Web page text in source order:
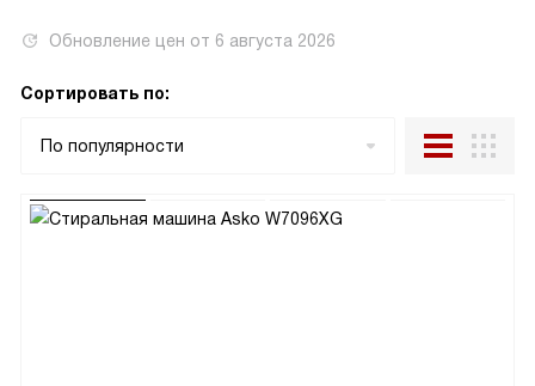
Обновление цен от 6 августа 2026
Сортировать по:
По популярности